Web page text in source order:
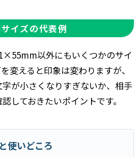
イズの代表例
以外にもいくつかのサイ
変えると印象は変わりますが、
が小さくなりすぎないか、相手
しておきたいポイントです。
使いどころ